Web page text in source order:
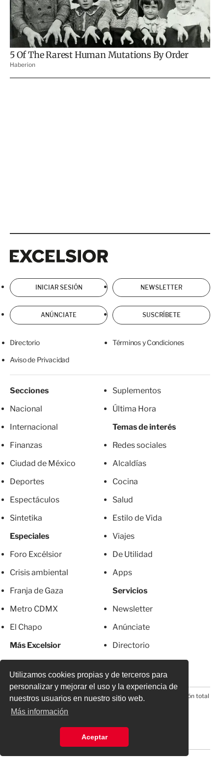
Utilizamos cookies propias y de terceros para
personalizar y mejorar el uso y la experiencia de
nuestros usuarios en nuestro sitio web.
Más información
Aceptar
INICIAR SESIÓN NEWSLETTER
ANÚNCIATE SUSCRÍBETE
Directorio Términos y Condiciones
Aviso de Privacidad
Secciones
Nacional
Internacional
Finanzas
Ciudad de México
Deportes
Espectáculos
Sintetika
Especiales
Foro Excélsior
Crisis ambiental
Franja de Gaza
Metro CDMX
El Chapo
Más Excelsior
Suplementos
Última Hora
Temas de interés
Redes sociales
Alcaldías
Cocina
Salud
Estilo de Vida
Viajes
De Utilidad
Apps
Servicios
Newsletter
Anúnciate
Directorio
© 2026 Todos los derechos reservados. Prohibida la reproducción total
o parcial, incluyendo cualquier medio electrónico*